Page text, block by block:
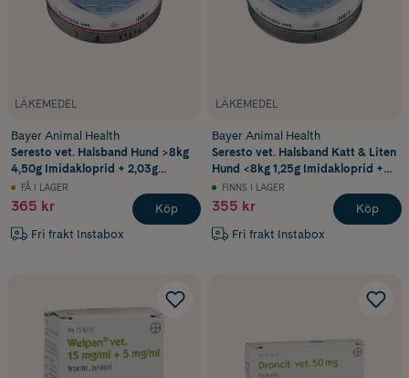
LÄKEMEDEL
Bayer Animal Health
Seresto vet. Halsband Hund >8kg
4,50g Imidakloprid + 2,03g
Flumetrin 1 st
FÅ I LAGER
365 kr
Fri frakt Instabox
Köp
LÄKEMEDEL
Bayer Animal Health
Seresto vet. Halsband Katt & Liten
Hund <8kg 1,25g Imidakloprid +
0,56g Flumetrin 1 st
FINNS I LAGER
355 kr
Fri frakt Instabox
Köp